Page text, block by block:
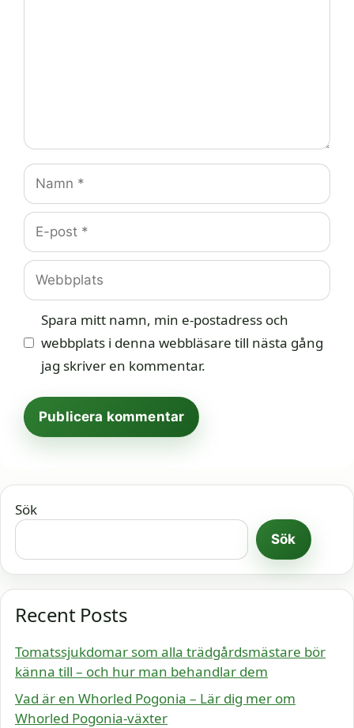
Namn
E-
post
Webbplats
Spara mitt namn, min e-postadress och
webbplats i denna webbläsare till nästa gång
jag skriver en kommentar.
Sök
Sök
Recent Posts
Tomatssjukdomar som alla trädgårdsmästare bör
känna till – och hur man behandlar dem
Vad är en Whorled Pogonia – Lär dig mer om
Whorled Pogonia-växter